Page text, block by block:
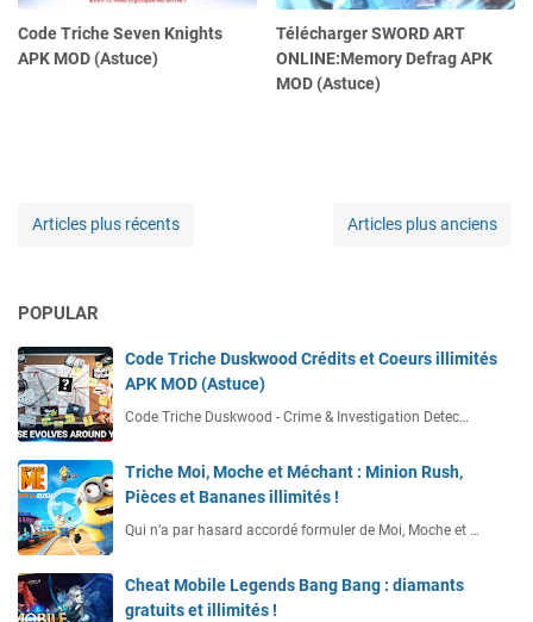
Code Triche Seven Knights
APK MOD (Astuce)
Télécharger SWORD ART
ONLINE:Memory Defrag APK
MOD (Astuce)
Articles plus récents Articles plus anciens
POPULAR
Code Triche Duskwood Crédits et Coeurs illimités
APK MOD (Astuce)
Code Triche Duskwood - Crime & Investigation Detec…
Triche Moi, Moche et Méchant : Minion Rush,
Pièces et Bananes illimités !
Qui n’a par hasard accordé formuler de Moi, Moche et …
Cheat Mobile Legends Bang Bang : diamants
gratuits et illimités !